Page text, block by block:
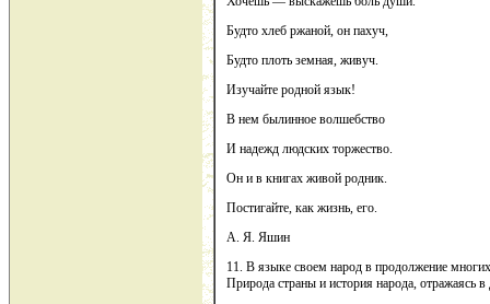
Будто хлеб ржаной, он пахуч,
Будто плоть земная, живуч.
Изучайте родной язык!
В нем былинное волшебство
И надежд людских торжество.
Он и в книгах живой родник.
Постигайте, как жизнь, его.
А. Я. Яшин
11. В языке своем народ в продолжение
Природа страны и история народа, отражаясь